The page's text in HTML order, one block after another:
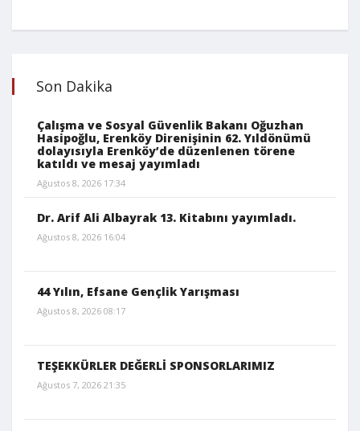
Son Dakika
Çalışma ve Sosyal Güvenlik Bakanı Oğuzhan
Hasipoğlu, Erenköy Direnişinin 62. Yıldönümü
dolayısıyla Erenköy’de düzenlenen törene
katıldı ve mesaj yayımladı
Ağustos 8, 2026 17:34
Dr. Arif Ali Albayrak 13. Kitabını yayımladı.
Ağustos 8, 2026 16:04
44 Yılın, Efsane Gençlik Yarışması
Ağustos 8, 2026 08:17
TEŞEKKÜRLER DEĞERLİ SPONSORLARIMIZ
Ağustos 7, 2026 21:35